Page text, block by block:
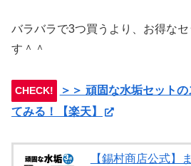
バラバラで3つ買うより、お得な
す＾＾
CHECK!
＞＞ 頑固な水垢セット
てみる！【楽天】
【錫村商店公式】